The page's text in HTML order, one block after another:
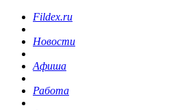
Fildex.ru
Новости
Афиша
Работа